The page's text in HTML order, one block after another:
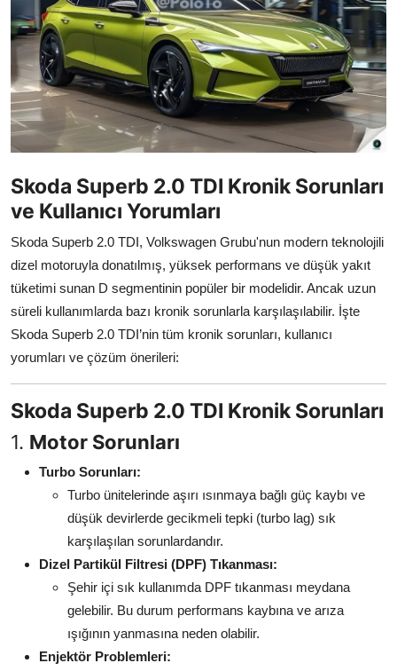
Bakım & Arıza Çözümleri
Elektrikli & Hibrit
Kiralama & Filo
Sürüş & Güvenlik
Yağlar & Sıvılar
LPG & Yakıt
Elektrik & Akü
Klima & Konfor
Aydınlatma & Görüş
Şanzıman & Aktarma
Dizel Sistemler
Skoda Superb 2.0 TDI Kronik Sorunları
ve Kullanıcı Yorumları
Skoda Superb 2.0 TDI, Volkswagen Grubu'nun modern teknolojili
dizel motoruyla donatılmış, yüksek performans ve düşük yakıt
tüketimi sunan D segmentinin popüler bir modelidir. Ancak uzun
süreli kullanımlarda bazı kronik sorunlarla karşılaşılabilir. İşte
Skoda Superb 2.0 TDI’nin tüm kronik sorunları, kullanıcı
yorumları ve çözüm önerileri:
Skoda Superb 2.0 TDI Kronik Sorunları
1. Motor Sorunları
Turbo Sorunları:
Turbo ünitelerinde aşırı ısınmaya bağlı güç kaybı ve
düşük devirlerde gecikmeli tepki (turbo lag) sık
karşılaşılan sorunlardandır.
Dizel Partikül Filtresi (DPF) Tıkanması:
Şehir içi sık kullanımda DPF tıkanması meydana
gelebilir. Bu durum performans kaybına ve arıza
ışığının yanmasına neden olabilir.
Enjektör Problemleri: